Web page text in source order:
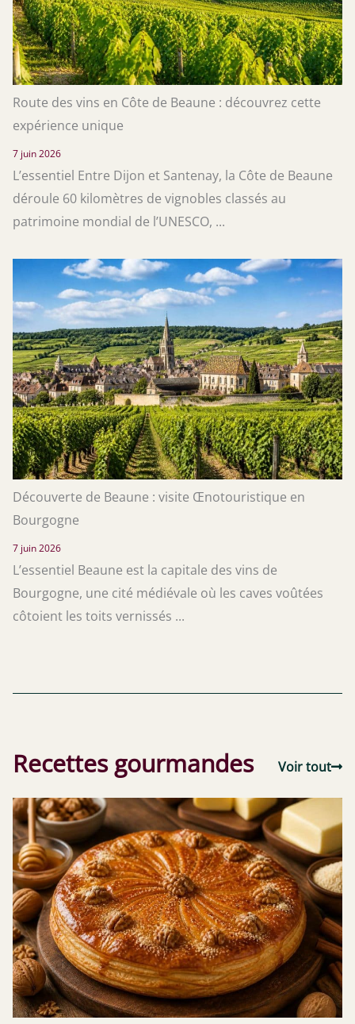
Route des vins en Côte de Beaune : découvrez cette
expérience unique
7 juin 2026
L’essentiel Entre Dijon et Santenay, la Côte de Beaune
déroule 60 kilomètres de vignobles classés au
patrimoine mondial de l’UNESCO, ...
Découverte de Beaune : visite Œnotouristique en
Bourgogne
7 juin 2026
L’essentiel Beaune est la capitale des vins de
Bourgogne, une cité médiévale où les caves voûtées
côtoient les toits vernissés ...
Recettes gourmandes Voir tout